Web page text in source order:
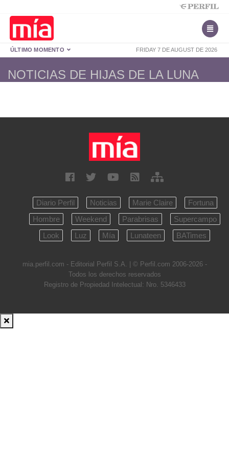
FRIDAY 7 DE AUGUST DE 2026
ÚLTIMO MOMENTO
NOTICIAS DE HIJAS DE LA LUNA
Diario Perfil Noticias Marie Claire
Fortuna
Hombre
Weekend Parabrisas
Supercampo
Look
Luz Mía Lunateen BATimes
mia.perfil.com - Editorial Perfil S.A. | © Perfil.com 2006-2026 -
Todos los derechos reservados
Registro de Propiedad Intelectual: Nro. 5346433